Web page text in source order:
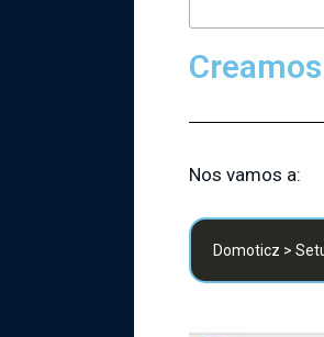
Nos vamos a:
Domoticz >